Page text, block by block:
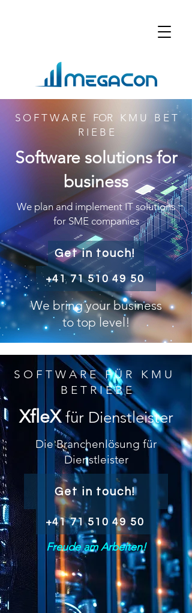
S O F T W A R E FOR K M U B E T
R I E B E
Software solutions for
business
We plan and implement IT solutions
for SME companies
Get in touch!
+41 71 510 49 50
We bring your business
to top level!
S O F T W A R E F Ü R K M U
B E T R I E B E
XfleX für Dienstleister
Die Branchenlösung für
Dienstleister
Get in touch!
+41 71 510 49 50
Freude am Arbeiten!